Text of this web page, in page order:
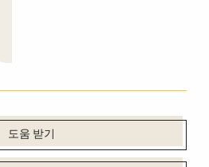
도움 받기